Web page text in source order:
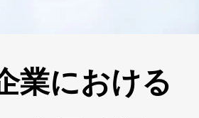
業における